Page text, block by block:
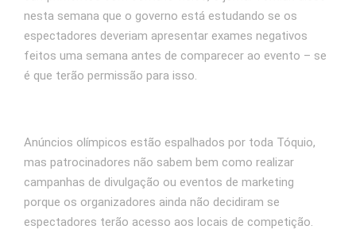
nesta semana que o governo está estudando se os
espectadores deveriam apresentar exames negativos
feitos uma semana antes de comparecer ao evento – se
é que terão permissão para isso.
Anúncios olímpicos estão espalhados por toda Tóquio,
mas patrocinadores não sabem bem como realizar
campanhas de divulgação ou eventos de marketing
porque os organizadores ainda não decidiram se
espectadores terão acesso aos locais de competição.